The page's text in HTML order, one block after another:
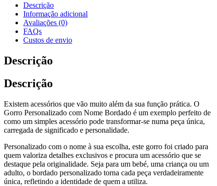
Descrição
Informação adicional
Avaliações (0)
FAQs
Custos de envio
Descrição
Descrição
Existem acessórios que vão muito além da sua função prática. O
Gorro Personalizado com Nome Bordado é um exemplo perfeito de
como um simples acessório pode transformar-se numa peça única,
carregada de significado e personalidade.
Personalizado com o nome à sua escolha, este gorro foi criado para
quem valoriza detalhes exclusivos e procura um acessório que se
destaque pela originalidade. Seja para um bebé, uma criança ou um
adulto, o bordado personalizado torna cada peça verdadeiramente
única, refletindo a identidade de quem a utiliza.